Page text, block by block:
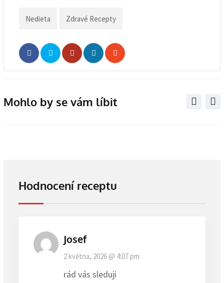
Nedieta Zdravé Recepty
WhatsappShare
Print
Mohlo by se vám líbit
Hodnocení receptu
Josef
2 května, 2026 @ 4:07 pm
rád vás sleduji